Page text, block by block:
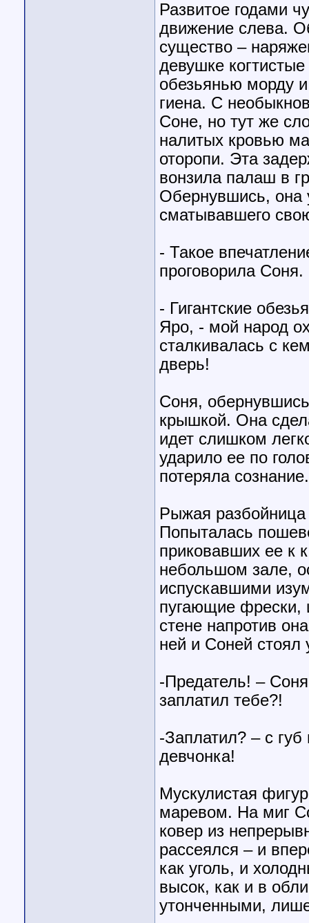
Развитое годами
движение слева.
существо –
девушке
обезьянью морду
гиена. С
Соне, но тут же
налитых кровью
оторопи. Эта
вонзила палаш в
Обернувшись, она
сматывавшего
- Такое
проговорила Соня.
- Гигантские
Яро, - мой народ
сталкивалась с
дверь!
Соня,
крышкой. Она
идет слишком
ударило ее по
потеряла сознание.
Рыжая разбойница
Попыталась
приковавших ее к
небольшом зале,
испускавшими
пугающие фрески,
стене напротив
ней и Соней
-Предатель! –
заплатил тебе?!
-Заплатил? – с
девчонка!
Мускулистая
маревом. На миг
ковер из
рассеялся – и
как уголь, и
высок, как и в
утонченными,